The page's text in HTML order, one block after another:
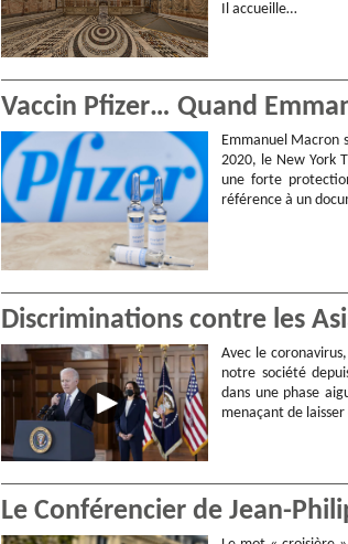
Il accueille…
Vaccin Pfizer… Quand
Emmanuel Macron
2020, le New York
une forte
référence à un
Discriminations contre les
Avec le
notre société
dans une phase
menaçant de
Le Conférencier de Jean-